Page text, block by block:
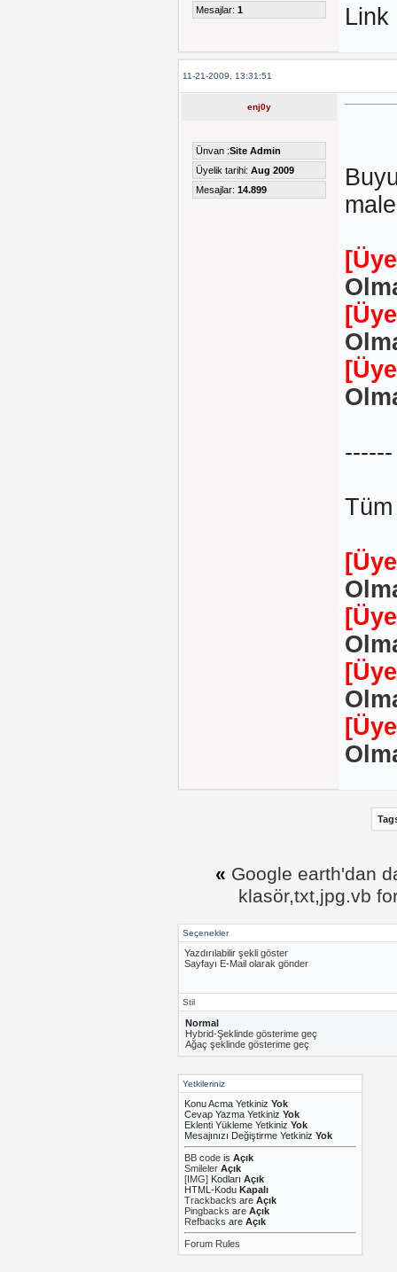
Mesajlar: 1 Link
11-21-2009, 13:31:51
enj0y
Ünvan :Site Admin
Üyelik tarihi: Aug 2009
Mesajlar: 14.899
------
« Google earth'dan
klasör,txt,jpg.vb
Seçenekler
Yazdırılabilir şekli göster
Sayfayı E-Mail olarak gönder
Stil
Normal
Hybrid-Şeklinde gösterime geç
Ağaç şeklinde gösterime geç
Yetkileriniz
Konu Acma Yetkiniz Yok
Cevap Yazma Yetkiniz Yok
Eklenti Yükleme Yetkiniz Yok
Mesajınızı Değiştirme Yetkiniz Yok
BB code is Açık
Smileler Açık
[IMG] Kodları Açık
HTML-Kodu Kapalı
Trackbacks are Açık
Pingbacks are Açık
Refbacks are Açık
Forum Rules